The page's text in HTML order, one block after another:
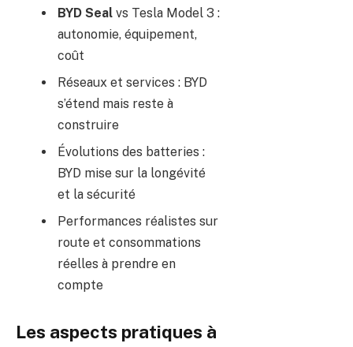
BYD Seal vs Tesla Model 3 :
autonomie, équipement,
coût
Réseaux et services : BYD
s’étend mais reste à
construire
Évolutions des batteries :
BYD mise sur la longévité
et la sécurité
Performances réalistes sur
route et consommations
réelles à prendre en
compte
Les aspects pratiques à